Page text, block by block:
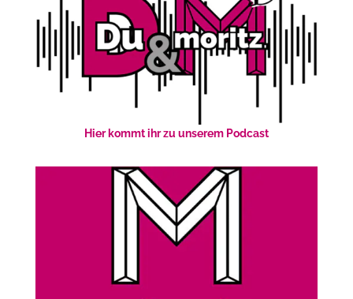
Hier kommt ihr zu unserem Podcast